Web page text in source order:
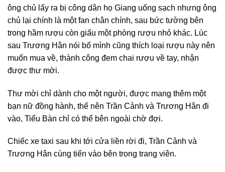
ông chủ lấy ra bị công dân họ Giang uống sạch nhưng ông
chủ lại chính là một fan chân chính, sau bức tường bên
trong hầm rượu còn giấu một phòng rượu nhỏ khác. Lúc
sau Trương Hân nói bố mình cũng thích loại rượu này nên
muốn mua về, thành công đem chai rượu về tay, nhận
được thư mời.
Thư mời chỉ dành cho một người, được mang thêm một
bạn nữ đồng hành, thế nên Trần Cảnh và Trương Hân đi
vào, Tiểu Bàn chỉ có thể bên ngoài chờ đợi.
Chiếc xe taxi sau khi tới cửa liền rời đi, Trần Cảnh và
Trương Hân cùng tiến vào bên trong trang viên.